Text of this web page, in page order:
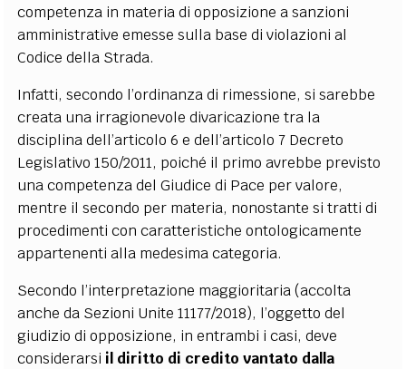
competenza in materia di opposizione a sanzioni
amministrative emesse sulla base di violazioni al
Codice della Strada.
Infatti, secondo l’ordinanza di rimessione, si sarebbe
creata una irragionevole divaricazione tra la
disciplina dell’articolo 6 e dell’articolo 7 Decreto
Legislativo 150/2011, poiché il primo avrebbe previsto
una competenza del Giudice di Pace per valore,
mentre il secondo per materia, nonostante si tratti di
procedimenti con caratteristiche ontologicamente
appartenenti alla medesima categoria.
Secondo l’interpretazione maggioritaria (accolta
anche da Sezioni Unite 11177/2018), l’oggetto del
giudizio di opposizione, in entrambi i casi, deve
considerarsi il diritto di credito vantato dalla